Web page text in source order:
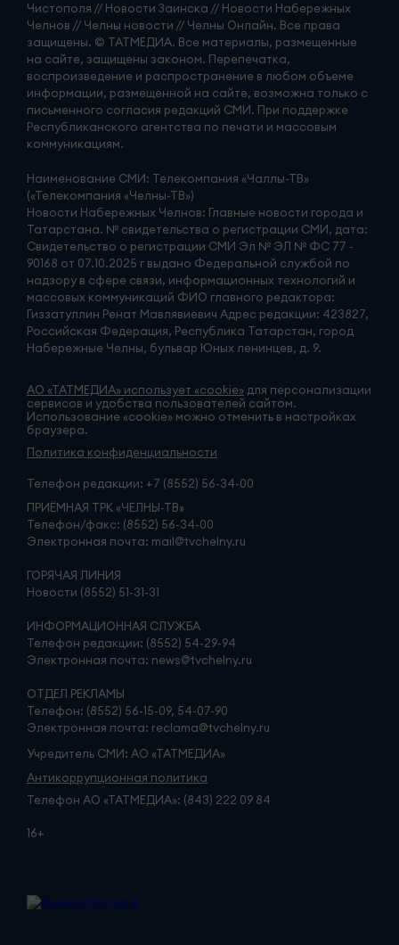
Чистополя // Новости Заинска // Новости Набережных
Челнов // Челны новости // Челны Онлайн. Все права
защищены. © ТАТМЕДИА. Все материалы, размещенные
на сайте, защищены законом. Перепечатка,
воспроизведение и распространение в любом объеме
информации, размещенной на сайте, возможна только с
письменного согласия редакций СМИ. При поддержке
Республиканского агентства по печати и массовым
коммуникациям.
Наименование СМИ: Телекомпания «Чаллы-ТВ»
(«Телекомпания «Челны-ТВ»)
Новости Набережных Челнов: Главные новости города и
Татарстана. № свидетельства о регистрации СМИ, дата:
Свидетельство о регистрации СМИ Эл № ЭЛ № ФС 77 -
90168 от 07.10.2025 г выдано Федеральной службой по
надзору в сфере связи, информационных технологий и
массовых коммуникаций ФИО главного редактора:
Гиззатуллин Ренат Мавлявиевич Адрес редакции: 423827,
Российская Федерация, Республика Татарстан, город
Набережные Челны, бульвар Юных ленинцев, д. 9.
АО «ТАТМЕДИА» использует «cookie» для персонализации
сервисов и удобства пользователей сайтом.
Использование «cookie» можно отменить в настройках
браузера.
Политика конфиденциальности
Телефон редакции: +7 (8552) 56-34-00
ПРИЁМНАЯ ТРК «ЧЕЛНЫ-ТВ»
Телефон/факс: (8552) 56-34-00
Электронная почта: mail@tvchelny.ru
ГОРЯЧАЯ ЛИНИЯ
Новости (8552) 51-31-31
ИНФОРМАЦИОННАЯ СЛУЖБА
Телефон редакции: (8552) 54-29-94
Электронная почта: news@tvchelny.ru
ОТДЕЛ РЕКЛАМЫ
Телефон: (8552) 56-15-09, 54-07-90
Электронная почта: reclama@tvchelny.ru
Учредитель СМИ: АО «ТАТМЕДИА»
Антикоррупционная политика
Телефон АО «ТАТМЕДИА»: (843) 222 09 84
16+